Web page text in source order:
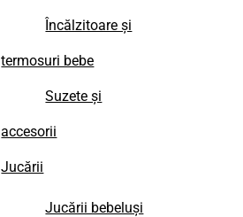
Încălzitoare și
termosuri bebe
Suzete și
accesorii
Jucării
Jucării bebeluși